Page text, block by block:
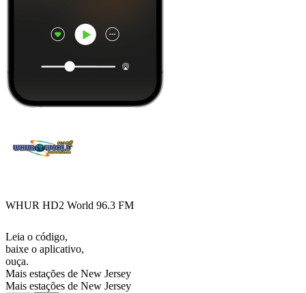
WHUR HD2 World 96.3 FM
Leia o código,
baixe o aplicativo,
ouça.
Mais estações de New Jersey
Mais estações de New Jersey